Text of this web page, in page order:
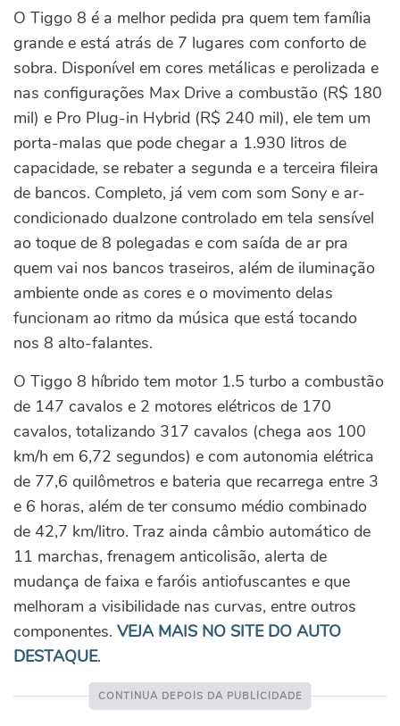
O Tiggo 8 é a melhor pedida pra quem tem família
grande e está atrás de 7 lugares com conforto de
sobra. Disponível em cores metálicas e perolizada e
nas configurações Max Drive a combustão (R$ 180
mil) e Pro Plug-in Hybrid (R$ 240 mil), ele tem um
porta-malas que pode chegar a 1.930 litros de
capacidade, se rebater a segunda e a terceira fileira
de bancos. Completo, já vem com som Sony e ar-
condicionado dualzone controlado em tela sensível
ao toque de 8 polegadas e com saída de ar pra
quem vai nos bancos traseiros, além de iluminação
ambiente onde as cores e o movimento delas
funcionam ao ritmo da música que está tocando
nos 8 alto-falantes.
O Tiggo 8 híbrido tem motor 1.5 turbo a combustão
de 147 cavalos e 2 motores elétricos de 170
cavalos, totalizando 317 cavalos (chega aos 100
km/h em 6,72 segundos) e com autonomia elétrica
de 77,6 quilômetros e bateria que recarrega entre 3
e 6 horas, além de ter consumo médio combinado
de 42,7 km/litro. Traz ainda câmbio automático de
11 marchas, frenagem anticolisão, alerta de
mudança de faixa e faróis antiofuscantes e que
melhoram a visibilidade nas curvas, entre outros
componentes. VEJA MAIS NO SITE DO AUTO
DESTAQUE.